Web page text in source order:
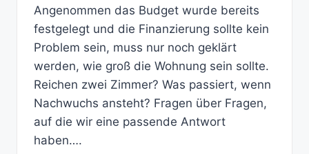
Angenommen das Budget wurde bereits
festgelegt und die Finanzierung sollte kein
Problem sein, muss nur noch geklärt
werden, wie groß die Wohnung sein sollte.
Reichen zwei Zimmer? Was passiert, wenn
Nachwuchs ansteht? Fragen über Fragen,
auf die wir eine passende Antwort
haben….